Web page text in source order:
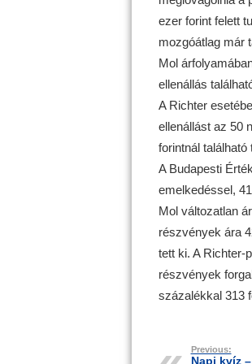
ezer forint felett
mozgóátlag már
Mol
ellenállás
A Richter
ellenállást az 50
forintnál
A Budapesti
emelkedéssel,
Mol változatlan
részvények ára
tett ki. A Richter-
részvények
százalékkal 313
Previous:
Napi kvíz